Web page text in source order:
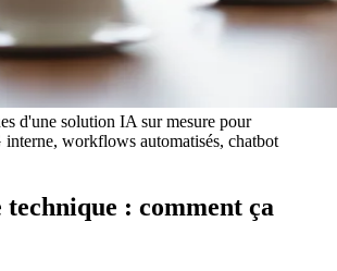
d'une solution IA sur mesure pour
workflows automatisés, chatbot
: comment ça